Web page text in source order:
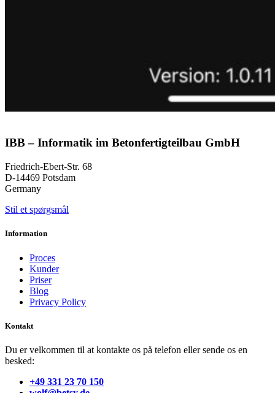
IBB – Informatik im Betonfertigteilbau GmbH
Friedrich-Ebert-Str. 68
D-14469 Potsdam
Germany
Stil et spørgsmål
Information
Proces
Kunder
Priser
Blog
Privacy Policy
Kontakt
Du er velkommen til at kontakte os på telefon eller sende os en
besked:
+49 331 23 70 150